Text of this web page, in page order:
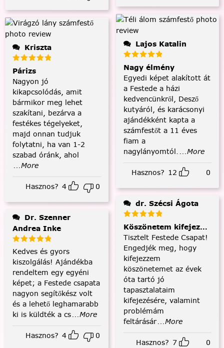
Kriszta
Párizs
Nagyon jó
kikapcsolódás, amit
bármikor meg lehet
szakítani, bezárva a
festékes tégelyeket,
majd onnan tudjuk
folytatni, ha van 1-2
szabad óránk, ahol
...More
Hasznos? 4 0
Andrea Inke
Kedves és gyors
kiszolgálás! Ajándékba
rendeltem egy egyéni
képet; a Festede csapata
nagyon segítőkész volt
és a lehető leghamarabb
ki is küldték a cs...More
Hasznos? 4 0
Lajos Katalin
Nagy élmény
Egyedi képet alakított át
a Festede a házi
kedvencünkről, Desző
kutyáról, és karácsonyi
ajándékként kapta a
számfestőt a 11 éves
fiam a
nagylányomtól. ...More
Hasznos? 12 0
dr. Szécsi Ágota
Köszönetem kifejezése
Tisztelt Festede Csapat!
Engedjék meg, hogy
kifejezzem
köszönetemet az évek
óta tartó jó
tapasztalataim
kifejezésére, valamint
problémám
feltárásár...More
Hasznos? 7 0